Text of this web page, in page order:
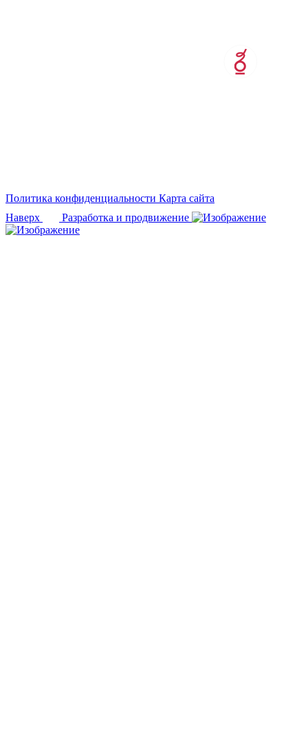
Политика конфиденциальности Карта сайта
Наверх
Разработка и продвижение